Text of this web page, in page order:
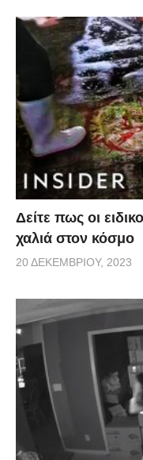
Δείτε πως οι
χαλιά στον κόσμο
20 ΔΕΚΕΜΒΡΊΟΥ, 2023